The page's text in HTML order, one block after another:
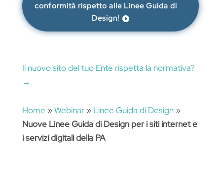
conformità rispetto alle Linee Guida di
Design!
Il nuovo sito del tuo Ente rispetta la normativa?
→
Home »Webinar» Linee Guida di Design»
Nuove Linee Guida di Design per i siti internet e
i servizi digitali della PA